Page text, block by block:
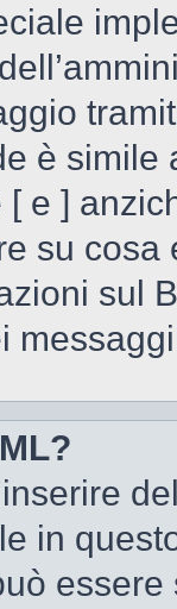
è simile
e ]
su
sul
in